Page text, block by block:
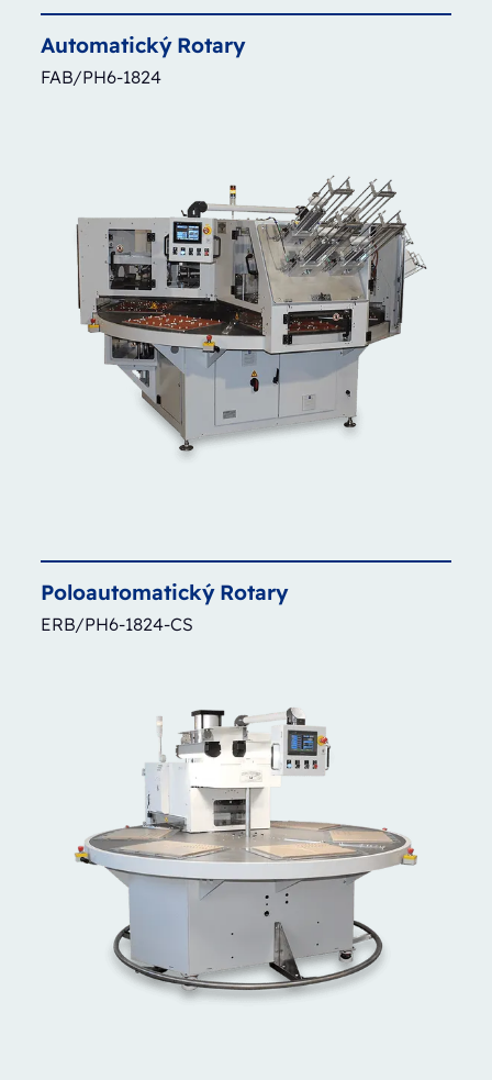
Automatický Rotary
FAB/PH6-1824
Poloautomatický Rotary
ERB/PH6-1824-CS